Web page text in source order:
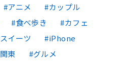
アニメ
カップル
食べ歩き
カフェ
スイーツ
iPhone
関東 グルメ